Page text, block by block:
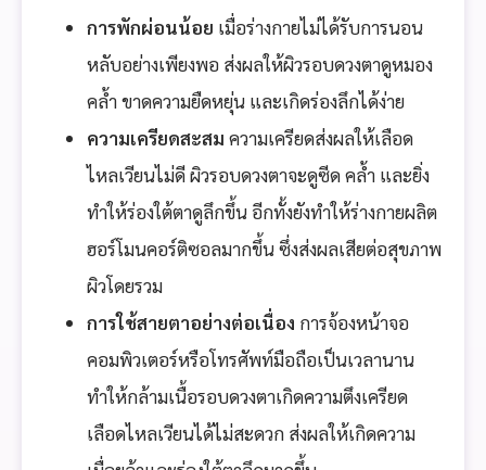
การพักผ่อนน้อย เมื่อร่างกายไม่ได้รับการนอน
หลับอย่างเพียงพอ ส่งผลให้ผิวรอบดวงตาดูหมอง
คล้ำ ขาดความยืดหยุ่น และเกิดร่องลึกได้ง่าย
ความเครียดสะสม ความเครียดส่งผลให้เลือด
ไหลเวียนไม่ดี ผิวรอบดวงตาจะดูซีด คล้ำ และยิ่ง
ทำให้ร่องใต้ตาดูลึกขึ้น อีกทั้งยังทำให้ร่างกายผลิต
ฮอร์โมนคอร์ติซอลมากขึ้น ซึ่งส่งผลเสียต่อสุขภาพ
ผิวโดยรวม
การใช้สายตาอย่างต่อเนื่อง การจ้องหน้าจอ
คอมพิวเตอร์หรือโทรศัพท์มือถือเป็นเวลานาน
ทำให้กล้ามเนื้อรอบดวงตาเกิดความตึงเครียด
เลือดไหลเวียนได้ไม่สะดวก ส่งผลให้เกิดความ